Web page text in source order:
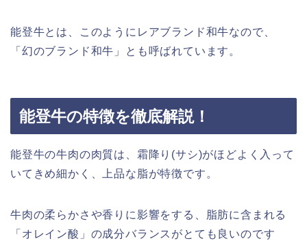
能登牛とは、このようにレアブランド和牛なので、
「幻のブランド和牛」とも呼ばれています。
能登牛の特徴を徹底解説！
能登牛の牛肉の肉質は、霜降り(サシ)がほどよく入って
いてきめ細かく、上品な脂が特徴です。
牛肉の柔らかさや香りに影響をする、脂肪に含まれる
「オレイン酸」の成分バランスがとても良いのです